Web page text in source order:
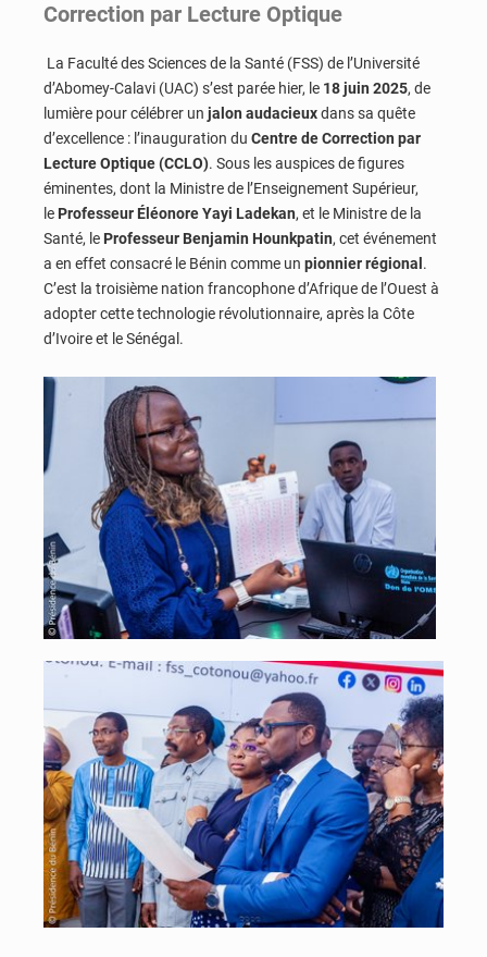
Correction par Lecture Optique
La Faculté des Sciences de la Santé (FSS) de l’Université
d’Abomey-Calavi (UAC) s’est parée hier, le 18 juin 2025, de
lumière pour célébrer un jalon audacieuxdans sa quête
d’excellence : l’inauguration du Centre de Correction par
Lecture Optique (CCLO). Sous les auspices de figures
éminentes, dont la Ministre de l’Enseignement Supérieur,
le Professeur Éléonore Yayi Ladekan, et le Ministre de la
Santé, le Professeur Benjamin Hounkpatin, cet événement
a en effet consacré le Bénin comme un pionnier régional .
C’est la troisième nation francophone d’Afrique de l’Ouest à
adopter cette technologie révolutionnaire, après la Côte
d’Ivoire et le Sénégal.